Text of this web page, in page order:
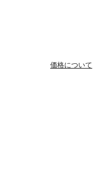
価格について